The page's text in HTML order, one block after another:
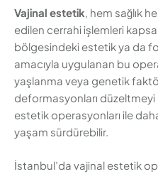
Vajinal estetik, hem sağlık
edilen cerrahi işlemleri
bölgesindeki estetik ya da
amacıyla uygulanan bu
yaşlanma veya genetik
deformasyonları düzeltmeyi
estetik operasyonları ile
yaşam sürdürebilir.
İstanbul’da vajinal estetik